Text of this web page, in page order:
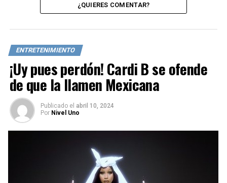
¿QUIERES COMENTAR?
ENTRETENIMIENTO
¡Uy pues perdón! Cardi B se ofende
de que la llamen Mexicana
Publicado el abril 10, 2024
Por Nivel Uno